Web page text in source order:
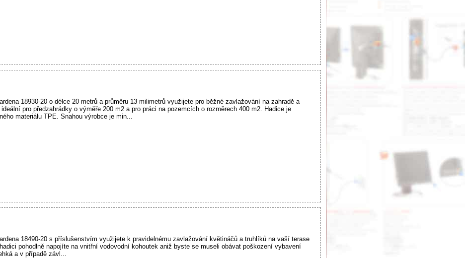
18930-20 o délce 20 metrů a průměru 13 milimetrů využijete pro běžné zavlažování na zahradě a
pro předzahrádky o výměře 200 m2 a pro práci na pozemcích o rozměrech 400 m2. Hadice je
materiálu TPE. Snahou výrobce je min...
18490-20 s příslušenstvím využijete k pravidelnému zavlažování květináčů a truhlíků na vaší terase
pohodlně napojíte na vnitřní vodovodní kohoutek aniž byste se museli obávat poškození vybavení
a v případě závl...